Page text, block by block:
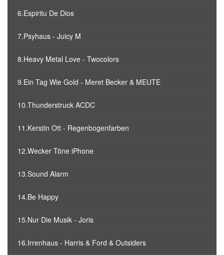
6.Espiritu De Dios
7.Psyhaus - Juicy M
8.Heavy Metal Love - Twocolors
9.Ein Tag Wie Gold - Meret Becker & MEUTE
10.Thunderstruck ACDC
11.Kerstin Ott - Regenbogenfarben
12.Wecker Töne iPhone
13.Sound Alarm
14.Be Happy
15.Nur Die Musik - Joris
16.Irrenhaus - Harris & Ford & Outsiders